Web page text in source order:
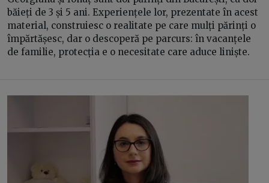
băieți de 3 și 5 ani. Experiențele lor, prezentate în acest
material, construiesc o realitate pe care mulți părinți o
împărtășesc, dar o descoperă pe parcurs: în vacanțele
de familie, protecția e o necesitate care aduce liniște.